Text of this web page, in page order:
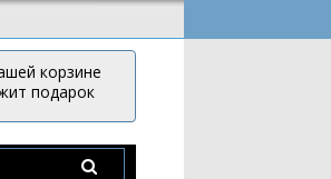
корзине
подарок